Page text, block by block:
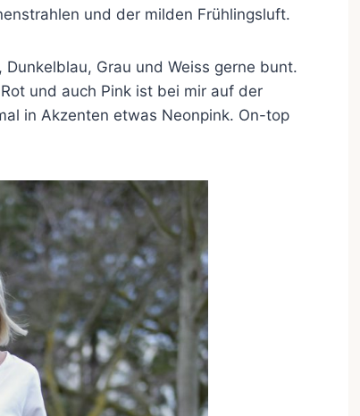
und der milden Frühlingsluft.
Grau und Weiss gerne bunt.
und auch Pink ist bei mir auf der
in Akzenten etwas Neonpink. On-top